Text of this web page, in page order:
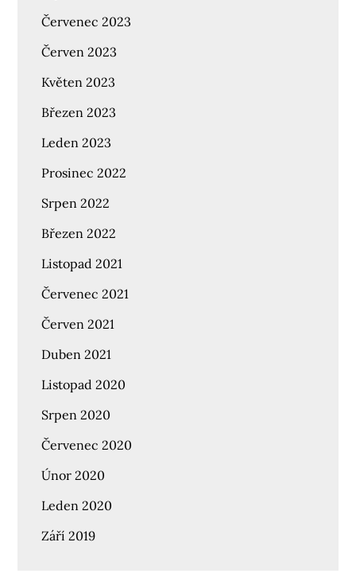
Červenec 2023
Červen 2023
Květen 2023
Březen 2023
Leden 2023
Prosinec 2022
Srpen 2022
Březen 2022
Listopad 2021
Červenec 2021
Červen 2021
Duben 2021
Listopad 2020
Srpen 2020
Červenec 2020
Únor 2020
Leden 2020
Září 2019